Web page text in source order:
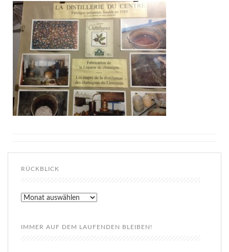
RÜCKBLICK
Rückblick
IMMER AUF DEM LAUFENDEN BLEIBEN!